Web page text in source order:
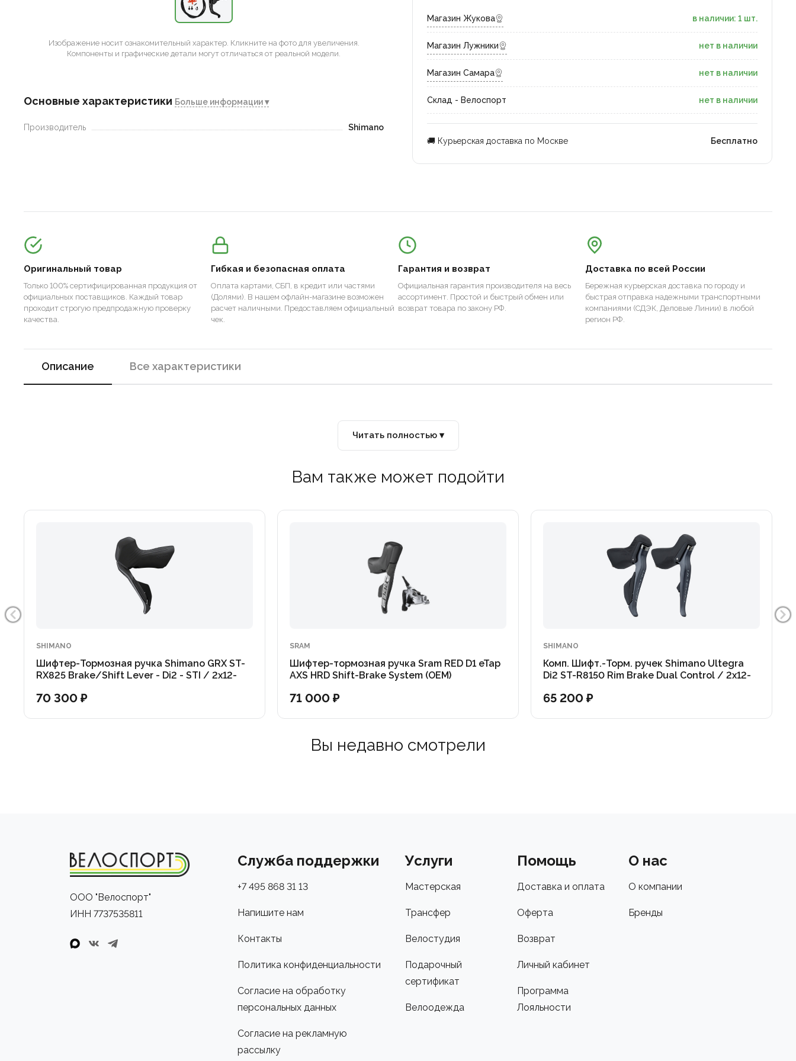
Изображение носит ознакомительный характер. Кликните на фото для увеличения.
Компоненты и графические детали могут отличаться от реальной модели.
Основные характеристики Больше информации ▾
Производитель Shimano
Магазин Жукова в наличии: 1 шт.
Магазин Лужники нет в наличии
Магазин Самара нет в наличии
Склад - Велоспорт нет в наличии
🚚 Курьерская доставка по Москве Бесплатно
Оригинальный товар
Только 100% сертифицированная продукция от
официальных поставщиков. Каждый товар
проходит строгую предпродажную проверку
качества.
Гибкая и безопасная оплата
Оплата картами, СБП, в кредит или частями
(Долями). В нашем офлайн-магазине возможен
расчет наличными. Предоставляем официальный
чек.
Гарантия и возврат
Официальная гарантия производителя на весь
ассортимент. Простой и быстрый обмен или
возврат товара по закону РФ.
Доставка по всей России
Бережная курьерская доставка по городу и
быстрая отправка надежными транспортными
компаниями (СДЭК, Деловые Линии) в любой
регион РФ.
Описание Все характеристики
Читать полностью ▾
Вам также может подойти
SHIMANO
Шифтер-Тормозная ручка Shimano GRX ST-
RX825 Brake/Shift Lever - Di2 - STI / 2x12-
70 300 ₽
SRAM
Шифтер-тормозная ручка Sram RED D1 eTap
AXS HRD Shift-Brake System (OEM)
71 000 ₽
SHIMANO
Комп. Шифт.-Торм. ручек Shimano Ultegra
Di2 ST-R8150 Rim Brake Dual Control / 2x12-
65 200 ₽
Вы недавно смотрели
ООО "Велоспорт"
ИНН 7737535811
Служба поддержки
+7 495 868 31 13
Напишите нам
Контакты
Политика конфиденциальности
Согласие на обработку
персональных данных
Согласие на рекламную
рассылку
Услуги
Мастерская
Трансфер
Велостудия
Подарочный
сертификат
Велоодежда
Помощь
Доставка и оплата
Оферта
Возврат
Личный кабинет
Программа
Лояльности
О нас
О компании
Бренды